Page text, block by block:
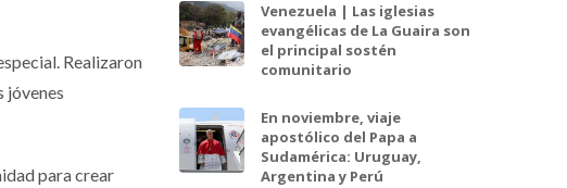
Realizaron
jóvenes
para crear
Venezuela | Las iglesias
evangélicas de La Guaira son
el principal sostén
comunitario
En noviembre, viaje
apostólico del Papa a
Sudamérica: Uruguay,
Argentina y Perú